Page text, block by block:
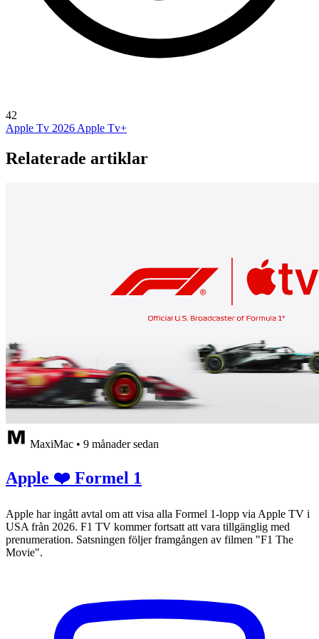
42
Apple Tv 2026 Apple Tv+
Relaterade artiklar
MaxiMac • 9 månader sedan
Apple ❤️ Formel 1
Apple har ingått avtal om att visa alla Formel 1-lopp via Apple TV i
USA från 2026. F1 TV kommer fortsatt att vara tillgänglig med
prenumeration. Satsningen följer framgången av filmen "F1 The
Movie".